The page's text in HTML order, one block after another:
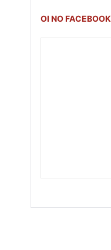
OI NO FACEBOOK